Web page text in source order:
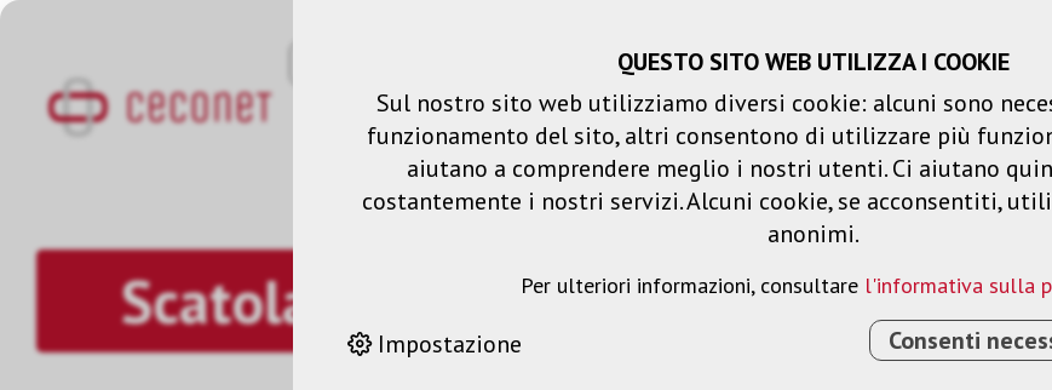
Carrello spesa Liste dei desideri
Prodotti Soluzioni
Scatola di giunzione
QUESTO SITO WEB UTILIZZA I COOKIE
Sul nostro sito web utilizziamo diversi cookie: alcuni sono
funzionamento del sito, altri consentono di utilizzare più
aiutano a comprendere meglio i nostri utenti. Ci aiutano
costantemente i nostri servizi. Alcuni cookie, se acconsentiti,
anonimi.
Per ulteriori informazioni, consultare l'informativa sulla
Impostazione Consenti